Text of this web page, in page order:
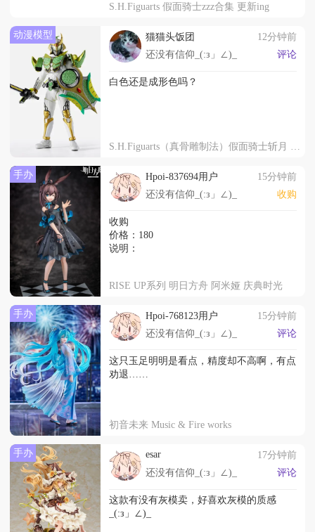
S.H.Figuarts 假面骑士zzz合集 更新ing
动漫模型 猫猫头饭团
12分钟前
还没有信仰_(:з」∠)_
评论
白色还是成形色吗？
手办 Hpoi-837694用户
15分钟前
还没有信仰_(:з」∠)_
收购
收购
价格：180
说明：
RISE UP系列 明日方舟 阿米娅 庆典时光
手办 Hpoi-768123用户
15分钟前
还没有信仰_(:з」∠)_
评论
这只玉足明明是看点，精度却不高啊，有点
劝退……
初音未来 Music & Fire works
手办 esar
17分钟前
还没有信仰_(:з」∠)_
评论
这款有没有灰模卖，好喜欢灰模的质感
_(:з」∠)_